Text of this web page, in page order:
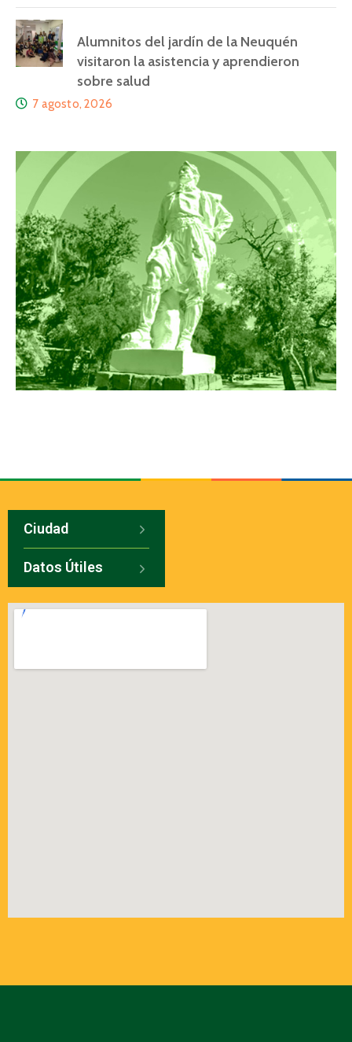
Alumnitos del jardín de la Neuquén
visitaron la asistencia y aprendieron
sobre salud
7 agosto, 2026
Ciudad
Datos Útiles